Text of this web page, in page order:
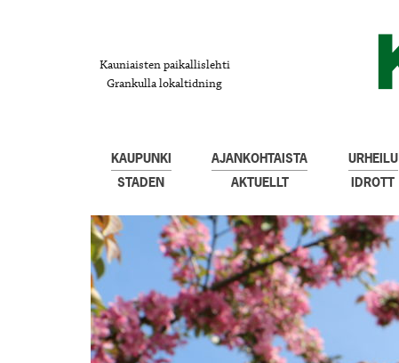
Kauniaisten paikallislehti
Grankulla lokaltidning
KAUPUNKI
STADEN
AJANKOHTAISTA
AKTUELLT
URHEILU
IDROTT